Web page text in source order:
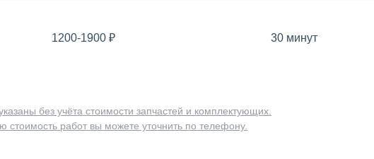
1200-1900₽ 30 минут
без учёта стоимости запчастей и комплектующих.
стоимость работ вы можете уточнить по телефону.